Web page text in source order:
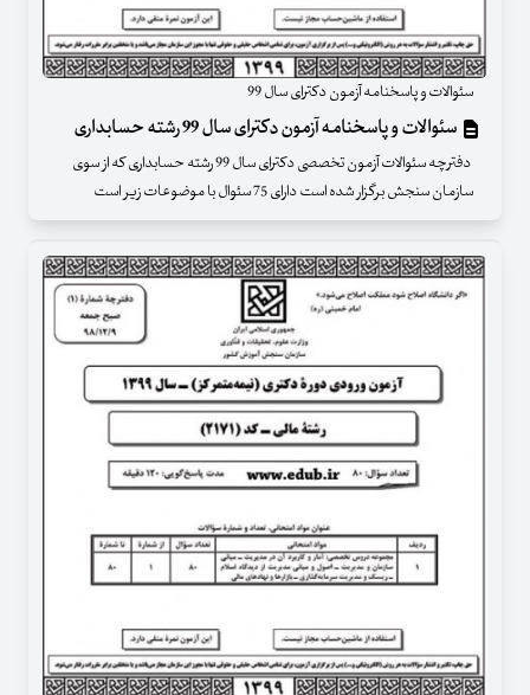
سئوالات و پاسخنامه آزمون دکترای سال 99
سئوالات و پاسخنامه آزمون دکترای سال 99 رشته حسابداری
دفترچه سئوالات آزمون تخصصی دکترای سال 99 رشته حسابداری که از سوی
سازمان سنجش برگزار شده است دارای 75 سئوال با موضوعات زیر است